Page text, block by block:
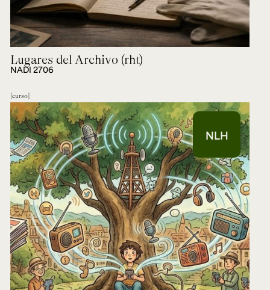
Lugares del Archivo (rht)
NADI 2706
curso
NLH